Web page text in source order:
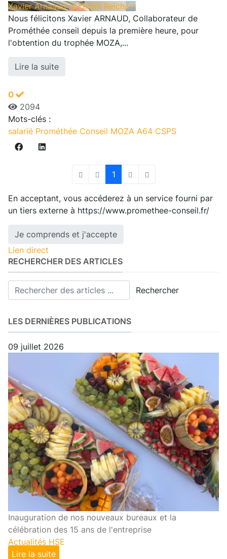
Xavier Arnaaud et Dimiti Reichart
Nous félicitons Xavier ARNAUD, Collaborateur de
Prométhée conseil depuis la première heure, pour
l'obtention du trophée MOZA,...
Lire la suite
0
2094
Mots-clés :
salarié Prométhée Conseil MOZA A64 CSPS
First Page
Previous Page
1
Next Page
Last Page
En acceptant, vous accéderez à un service fourni par
un tiers externe à https://www.promethee-conseil.fr/
Je comprends et j'accepte
Lien direct
RECHERCHER DES ARTICLES
Rechercher
LES DERNIÈRES PUBLICATIONS
09 juillet 2026
Inauguration de nos nouveaux bureaux et la
célébration des 15 ans de l'entreprise
Actualités HSE
Lire la suite